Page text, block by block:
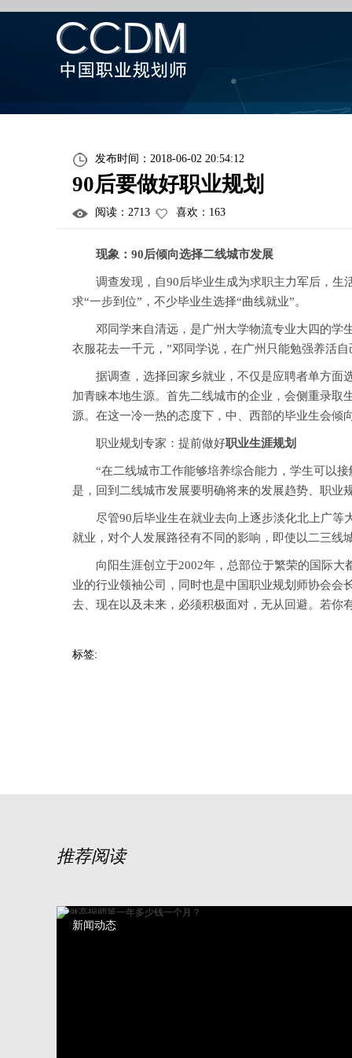
发布时间：2018-06-02 20:54:12
90后要做好职业规划
阅读： 2713 喜欢： 163
现象：90后倾向选择二线城市发展
调查发现，自90后毕业生成为求职主力军后，生
求“一步到位”，不少毕业生选择“曲线就业”。
邓同学来自清远，是广州大学物流专业大四的学生
衣服花去一千元，”邓同学说，在广州只能勉强养活
据调查，选择回家乡就业，不仅是应聘者单方面选
加青睐本地生源。首先二线城市的企业，会侧重录
源。在这一冷一热的态度下，中、西部的毕业生会倾
职业规划专家：提前做好职业生涯规划
“在二线城市工作能够培养综合能力，学生可以接
是，回到二线城市发展要明确将来的发展趋势、职
尽管90后毕业生在就业去向上逐步淡化北上广等大
就业，对个人发展路径有不同的影响，即使以二三线
向阳生涯创立于2002年，总部位于繁荣的国际大
业的行业领袖公司，同时也是中国职业规划师协会
去、现在以及未来，必须积极面对，无从回避。若你
标签:
推荐阅读
新闻动态